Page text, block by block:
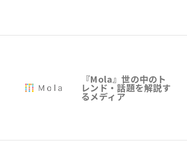
『Mola』世の中のト
レンド・話題を解説す
るメディア